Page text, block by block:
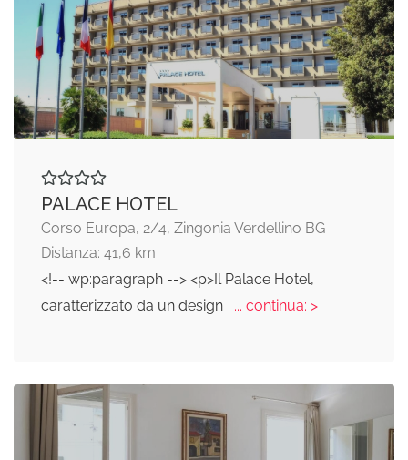
PALACE HOTEL
Corso Europa, 2/4, Zingonia Verdellino BG
Distanza: 41,6 km
<!-- wp:paragraph --> <p>Il Palace Hotel,
caratterizzato da un design
... continua: >